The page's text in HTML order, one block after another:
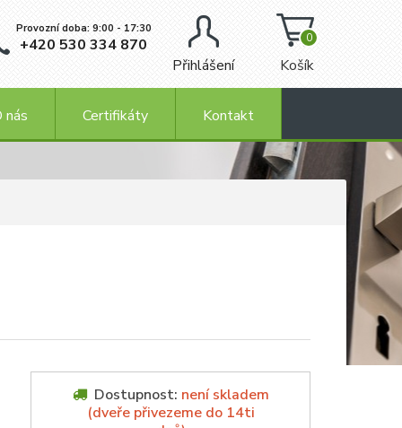
Provozní doba: 9:00 - 17:30
+420 530 334 870
Přihlášení
0
Košík
nás Certifikáty Kontakt
Dostupnost: není skladem
(dveře přivezeme do 14ti